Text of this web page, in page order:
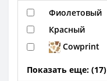
Фиолетовый
Красный
Cowprint
Показать еще: (17)